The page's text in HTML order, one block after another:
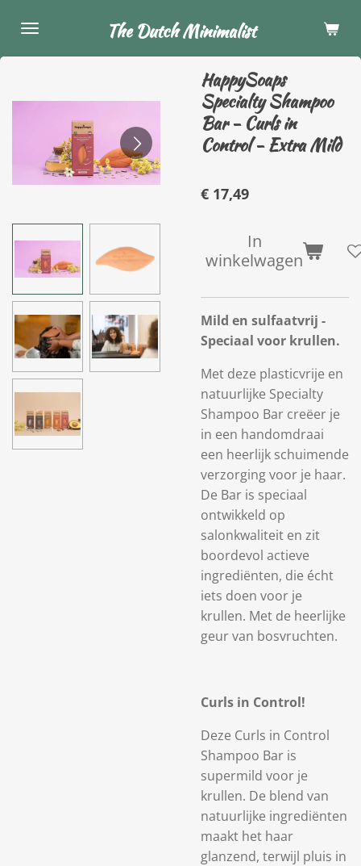
direct
naar
hoofdinhoud
The Dutch Minimalist
HappySoaps
Specialty Shampoo
Bar - Curls in
Control - Extra Mild
€ 17,49
In
winkelwagen
Mild en sulfaatvrij -
Speciaal voor krullen.
Met deze plasticvrije en
natuurlijke Specialty
Shampoo Bar creëer je
in een handomdraai
een heerlijk schuimende
verzorging voor je haar.
De Bar is speciaal
ontwikkeld op
salonkwaliteit en zit
boordevol actieve
ingrediënten, die écht
iets doen voor je
krullen. Met de heerlijke
geur van bosvruchten.
Curls in Control!
Deze Curls in Control
Shampoo Bar is
supermild voor je
krullen. De blend van
natuurlijke ingrediënten
maakt het haar
glanzend, terwijl pluis in